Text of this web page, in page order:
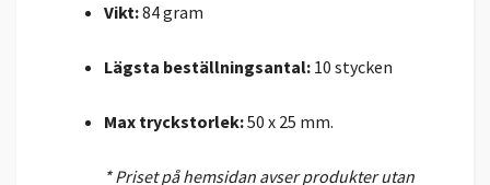
Vikt:84gram
Lägsta beställningsantal: 10 stycken
Max tryckstorlek:50 x 25 mm.
* Priset på hemsidan avser produkter utan